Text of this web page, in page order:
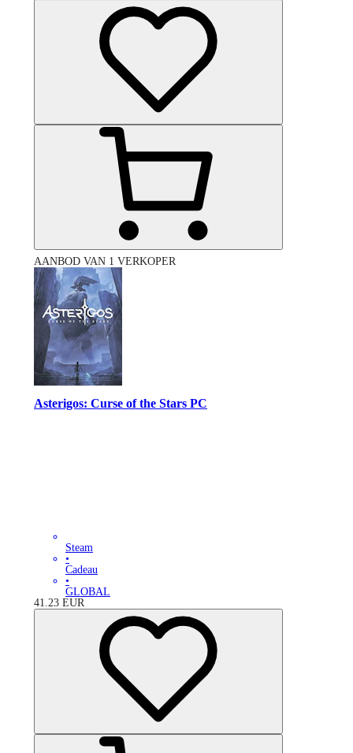
AANBOD VAN 1 VERKOPER
Asterigos: Curse of the Stars PC
Steam
•
Cadeau
•
GLOBAL
41.23 EUR